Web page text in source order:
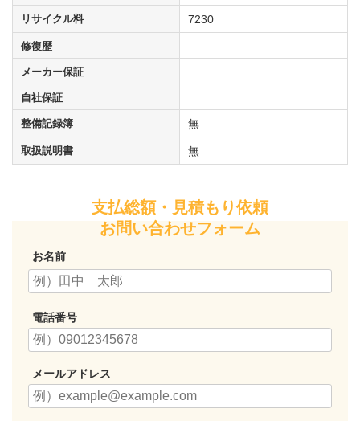
リサイクル料 7230
修復歴
メーカー保証
自社保証
整備記録簿 無
取扱説明書 無
支払総額・見積もり依頼
お問い合わせフォーム
お名前
電話番号
メールアドレス